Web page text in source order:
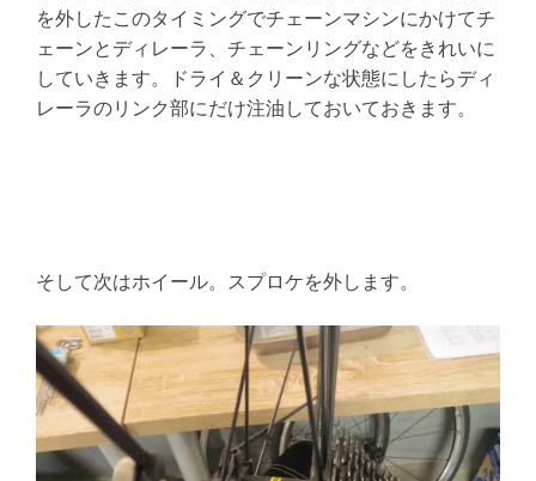
を外したこのタイミングでチェーンマシンにかけてチ
ェーンとディレーラ、チェーンリングなどをきれいに
していきます。ドライ＆クリーンな状態にしたらディ
レーラのリンク部にだけ注油しておいておきます。
そして次はホイール。スプロケを外します。